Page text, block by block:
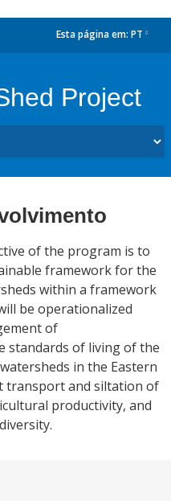
Esta página em: PT
Project
of the program is to
framework for the
within a framework
be operationalized
of
standards of living of the
in the Eastern
transport and siltation of
productivity, and